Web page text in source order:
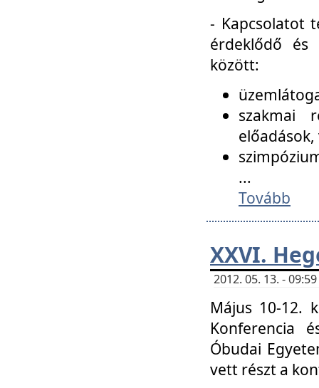
- Kapcsolatot
érdeklődő és
között:
szakmai
...
Tovább
XXVI.
2012. 05. 13. -
Május 10-12.
Konferencia
Óbudai
vett részt a